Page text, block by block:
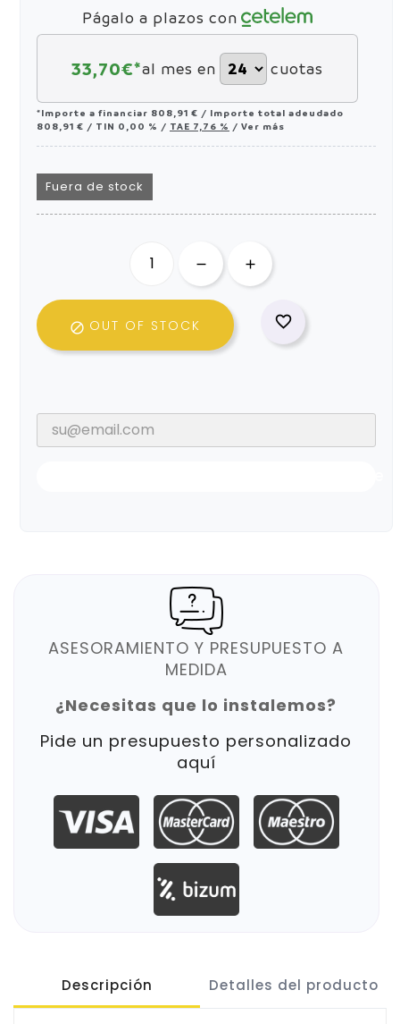
Págalo a plazos con
33,70€*al mes en cuotas
*Importe a financiar 808,91 € / Importe total adeudado
808,91 € / TIN 0,00 % / TAE 7,76 % / Ver más
Fuera de stock
 OUT OF STOCK 
ASESORAMIENTO Y PRESUPUESTO A
MEDIDA
¿Necesitas que lo instalemos?
Pide un presupuesto personalizado
aquí
Descripción Detalles del producto